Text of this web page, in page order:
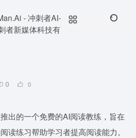
0 0
出的一个免费的AI阅读教练，旨在
读练习帮助学习者提高阅读能力。